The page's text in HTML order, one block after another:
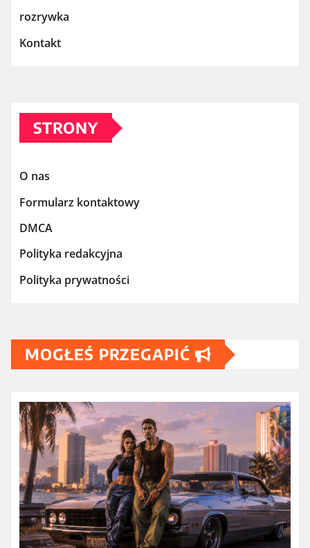
rozrywka
Kontakt
STRONY
O nas
Formularz kontaktowy
DMCA
Polityka redakcyjna
Polityka prywatności
MOGŁEŚ PRZEGAPIĆ